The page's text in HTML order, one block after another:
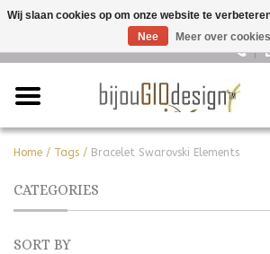
Home / Tags / Bracelet Swarovski Elements
CATEGORIES
SORT BY
Wij slaan cookies op om onze website te
Nee
Meer over